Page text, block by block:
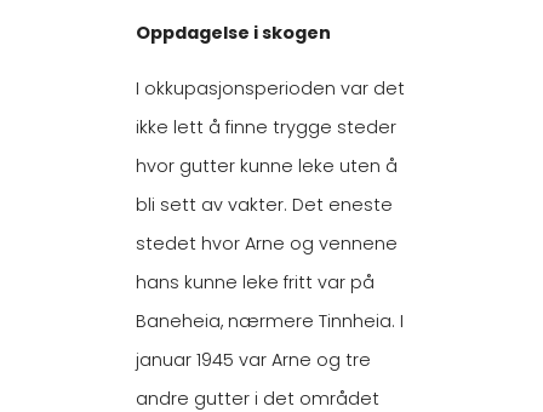
Oppdagelse i skogen
I okkupasjonsperioden var det
ikke lett å finne trygge steder
hvor gutter kunne leke uten å
bli sett av vakter. Det eneste
stedet hvor Arne og vennene
hans kunne leke fritt var på
Baneheia, nærmere Tinnheia. I
januar 1945 var Arne og tre
andre gutter i det området